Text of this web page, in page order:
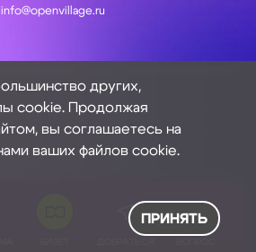
других,
cookie. Продолжая
вы соглашаетесь на
ваших файлов cookie.
ПРИНЯТЬ